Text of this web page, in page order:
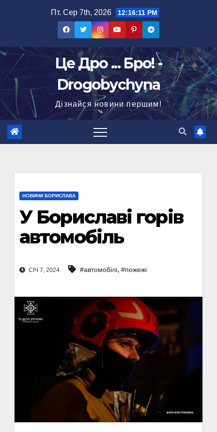
Пт. Сер 7th, 2026 12:16:12 PM
Це Дро ... Бро! -
Drogobychyna
Дізнайся новини першим!
НОВИНИ БОРИСЛАВА
У Бориславі горів
автомобіль
СІЧ 7, 2024 #автомобілі, #пожежі